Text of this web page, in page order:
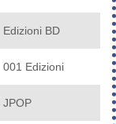
Edizioni BD
001 Edizioni
JPOP